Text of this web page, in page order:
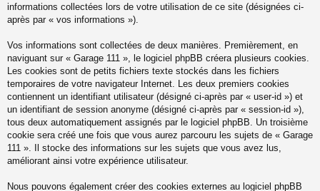
informations collectées lors de votre utilisation de ce site (désignées ci-
après par « vos informations »).
Vos informations sont collectées de deux manières. Premièrement, en
naviguant sur « Garage 111 », le logiciel phpBB créera plusieurs cookies.
Les cookies sont de petits fichiers texte stockés dans les fichiers
temporaires de votre navigateur Internet. Les deux premiers cookies
contiennent un identifiant utilisateur (désigné ci-après par « user-id ») et
un identifiant de session anonyme (désigné ci-après par « session-id »),
tous deux automatiquement assignés par le logiciel phpBB. Un troisième
cookie sera créé une fois que vous aurez parcouru les sujets de « Garage
111 ». Il stocke des informations sur les sujets que vous avez lus,
améliorant ainsi votre expérience utilisateur.
Nous pouvons également créer des cookies externes au logiciel phpBB